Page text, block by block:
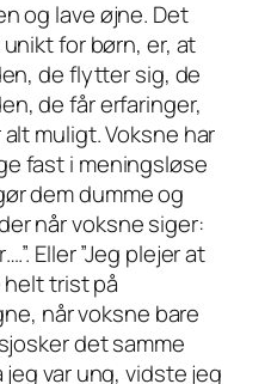
og lave øjne. Det
for børn, er, at
de flytter sig, de
de får erfaringer,
muligt. Voksne har
fast i meningsløse
dem dumme og
når voksne siger:
Eller ”Jeg plejer at
helt trist på
når voksne bare
det samme
var ung, vidste jeg